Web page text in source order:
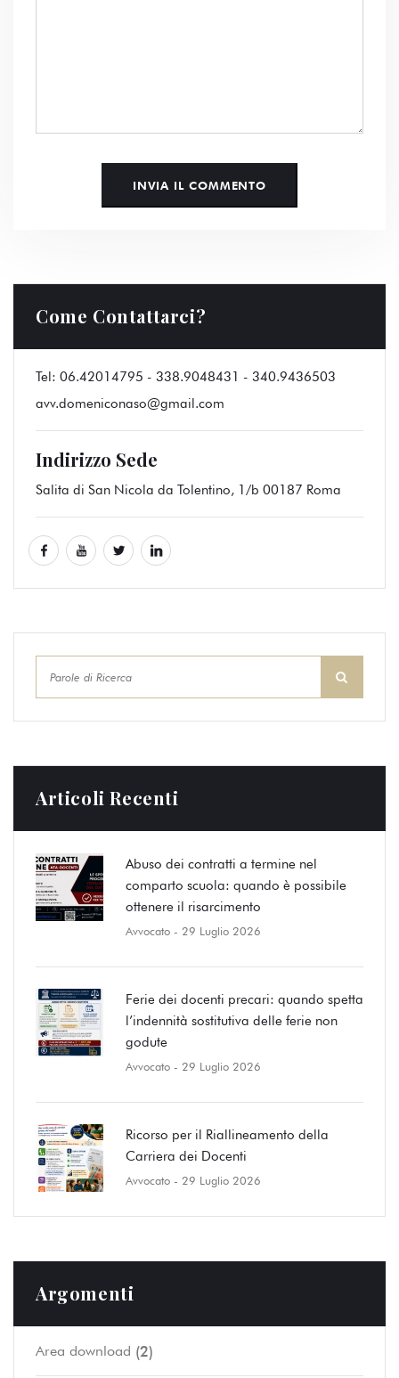
Come Contattarci?
Tel: 06.42014795 - 338.9048431 - 340.9436503
avv.domeniconaso@gmail.com
Indirizzo Sede
Salita di San Nicola da Tolentino, 1/b 00187 Roma
Articoli Recenti
Abuso dei contratti a termine nel
comparto scuola: quando è possibile
ottenere il risarcimento
Avvocato - 29 Luglio 2026
Ferie dei docenti precari: quando spetta
l’indennità sostitutiva delle ferie non
godute
Avvocato - 29 Luglio 2026
Ricorso per il Riallineamento della
Carriera dei Docenti
Avvocato - 29 Luglio 2026
Argomenti
Area download (2)